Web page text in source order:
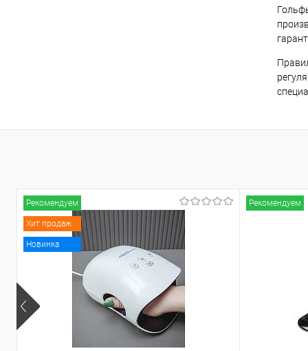
Рекомендуем
Хит продаж
Новинка
Рекомендуем